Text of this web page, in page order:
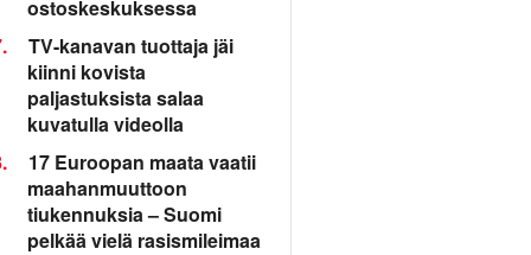
ostoskeskuksessa
TV-kanavan tuottaja jäi
kiinni kovista
paljastuksista salaa
kuvatulla videolla
17 Euroopan maata vaatii
maahanmuuttoon
tiukennuksia – Suomi
pelkää vielä rasismileimaa